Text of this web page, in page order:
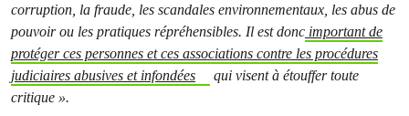
corruption, la fraude, les scandales environnementaux, les abus de
pouvoir ou les pratiques répréhensibles. Il est donc important de
protéger ces personnes et ces associations contre les procédures
judiciaires abusives et infondées
qui visent à étouffer toute
critique ».